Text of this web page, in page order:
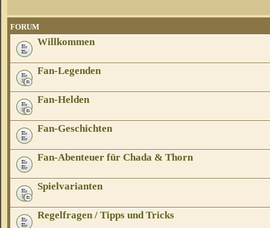
FORUM
Willkommen
Fan-Legenden
Fan-Helden
Fan-Geschichten
Fan-Abenteuer für Chada & Thorn
Spielvarianten
Regelfragen / Tipps und Tricks